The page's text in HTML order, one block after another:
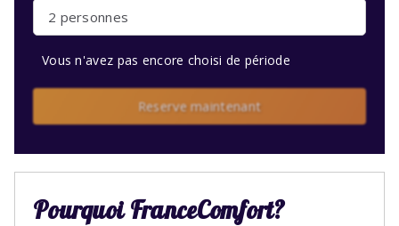
2 personnes
Vous n'avez pas encore choisi de période
Reserve maintenant
Pourquoi FranceComfort?